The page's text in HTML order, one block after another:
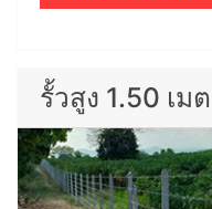
รั้วสูง 1.50 เม